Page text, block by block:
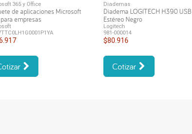
365 y Office
de aplicaciones Microsoft
empresas
Diademas
Diadema LOGITECH H390 USB
Estéreo Negro
Logitech
981-000014
$80.916
Cotizar